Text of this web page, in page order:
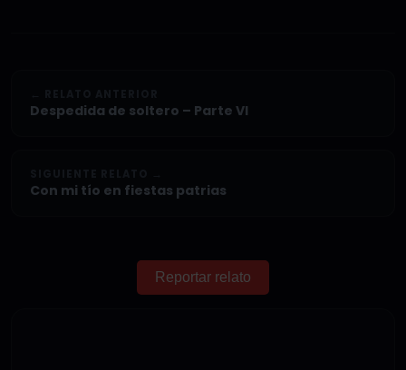
Despedida de soltero – Parte VI
Con mi tío en fiestas patrias
Reportar relato